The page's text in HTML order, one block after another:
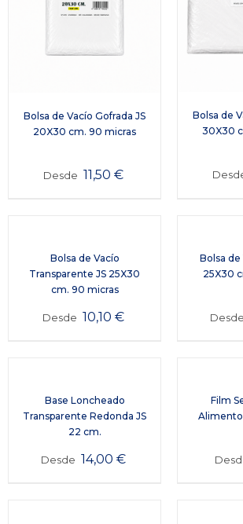
Bolsa de Vacío Gofrada JS
20X30 cm. 90 micras
Desde 11,50 €
Bolsa de
30X30
Bolsa de Vacío
Transparente JS 25X30
cm. 90 micras
Desde 10,10 €
Bolsa de
25X30
Desde
Base Loncheado
Transparente Redonda JS
22 cm.
Desde 14,00 €
Film